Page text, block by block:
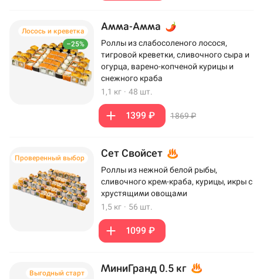
–25%
Лосось и креветка Амма-Амма
Роллы из слабосоленого лосося,
тигровой креветки, сливочного сыра и
огурца, варено-копченой курицы и
снежного краба
1,1 кг · 48 шт.
1399 ₽ 1869 ₽
Проверенный выбор Сет Свойсет
Роллы из нежной белой рыбы,
сливочного крем-краба, курицы, икры с
хрустящими овощами
1,5 кг · 56 шт.
1099 ₽
Выгодный старт МиниГранд 0.5 кг